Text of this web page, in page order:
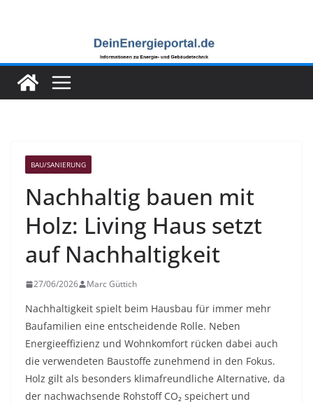
BAU/SANIERUNG
Nachhaltig bauen mit
Holz: Living Haus setzt
auf Nachhaltigkeit
27/06/2026 Marc Güttich
Nachhaltigkeit spielt beim Hausbau für immer mehr
Baufamilien eine entscheidende Rolle. Neben
Energieeffizienz und Wohnkomfort rücken dabei auch
die verwendeten Baustoffe zunehmend in den Fokus.
Holz gilt als besonders klimafreundliche Alternative, da
der nachwachsende Rohstoff CO₂ speichert und